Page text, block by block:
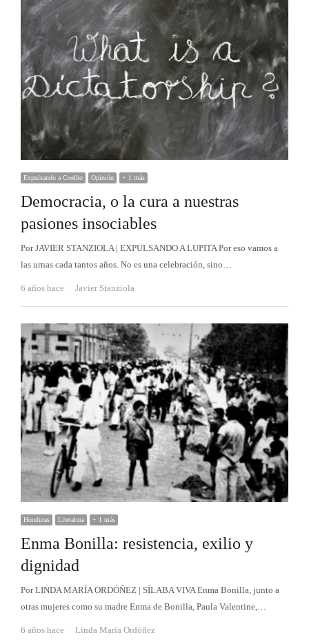
Expulsando a Coelho Opinión + 1 más
Democracia, o la cura a nuestras
pasiones insociables
Por JAVIER STANZIOLA | EXPULSANDO A LUPITA Por eso vamos a
las urnas cada tantos años. No es una celebración, sino…
6 años hace Autor
Javier Stanziola
Honduras Literatura + 1 más
Enma Bonilla: resistencia, exilio y
dignidad
Por LINDA MARÍA ORDÓÑEZ | SÍLABA VIVA Enma Bonilla, junto a
otras mujeres como su madre Enma de Bonilla, Paula Valentine,…
6 años hace Autor
Linda María Ordóñez